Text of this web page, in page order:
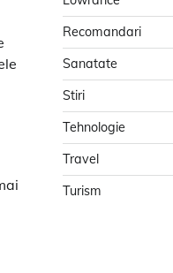
Recomandari
Sanatate
Stiri
Tehnologie
Travel
Turism